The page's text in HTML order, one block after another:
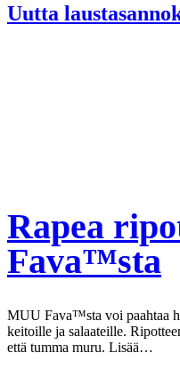
Uutta
Rapea
Fava™sta
MUU Fava™sta voi paahtaa
keitoille ja salaateille.
että tumma muru. Lisää…